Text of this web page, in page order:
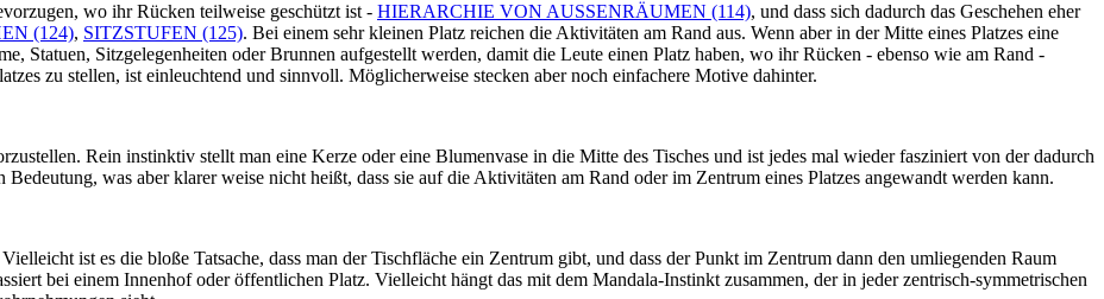
wo ihr Rücken teilweise geschützt ist - HIERARCHIE VON AUSSENRÄUMEN (114), und dass sich dadurch das Geschehen eher
(124), SITZSTUFEN (125). Bei einem sehr kleinen Platz reichen die Aktivitäten am Rand aus. Wenn aber in der Mitte eines Platzes eine
Statuen, Sitzgelegenheiten oder Brunnen aufgestellt werden, damit die Leute einen Platz haben, wo ihr Rücken - ebenso wie am Rand -
zu stellen, ist einleuchtend und sinnvoll. Möglicherweise stecken aber noch einfachere Motive dahinter.
Rein instinktiv stellt man eine Kerze oder eine Blumenvase in die Mitte des Tisches und ist jedes mal wieder fasziniert von der dadurch
was aber klarer weise nicht heißt, dass sie auf die Aktivitäten am Rand oder im Zentrum eines Platzes angewandt werden kann.
ist es die bloße Tatsache, dass man der Tischfläche ein Zentrum gibt, und dass der Punkt im Zentrum dann den umliegenden Raum
bei einem Innenhof oder öffentlichen Platz. Vielleicht hängt das mit dem Mandala-Instinkt zusammen, der in jeder zentrisch-symmetrischen